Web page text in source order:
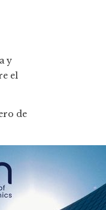
y
el
de